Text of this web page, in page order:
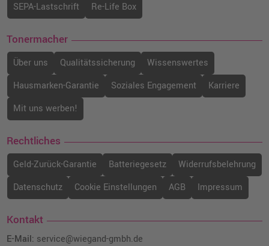
SEPA-Lastschrift
Re-Life Box
Tonermacher
Über uns Qualitätssicherung
Wissenswertes
Hausmarken-Garantie
Soziales Engagement
Karriere
Mit uns werben!
Rechtliches
Geld-Zurück-Garantie Batteriegesetz
Widerrufsbelehrung
Datenschutz
Cookie Einstellungen AGB Impressum
Kontakt
E-Mail: service@wiegand-gmbh.de